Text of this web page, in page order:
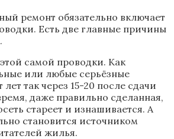
ремонт обязательно включает
Есть две главные причины
самой проводки. Как
или любые серьёзные
так через 15-20 после сдачи
даже правильно сделанная,
стареет и изнашивается. А
становится источником
жилья.